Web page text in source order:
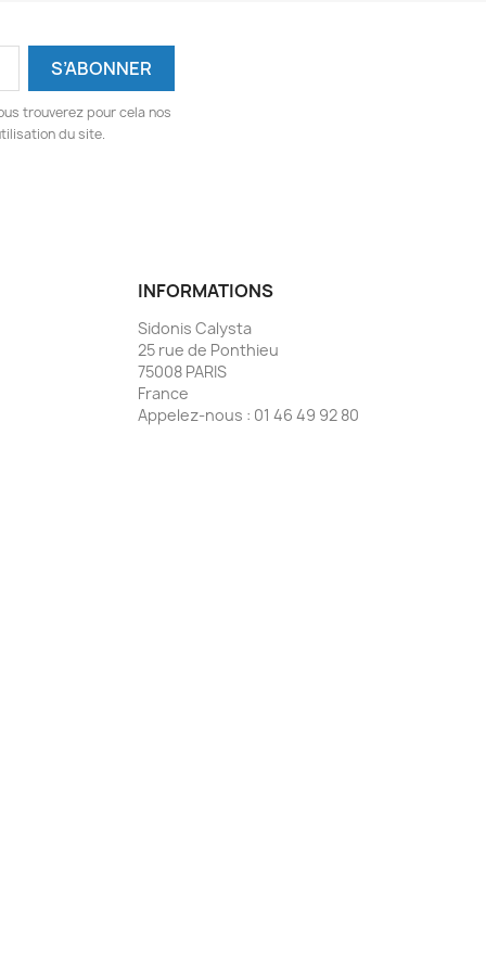
trouverez pour cela nos
du site.
INFORMATIONS
Sidonis Calysta
25 rue de Ponthieu
75008 PARIS
France
Appelez-nous : 01 46 49 92 80